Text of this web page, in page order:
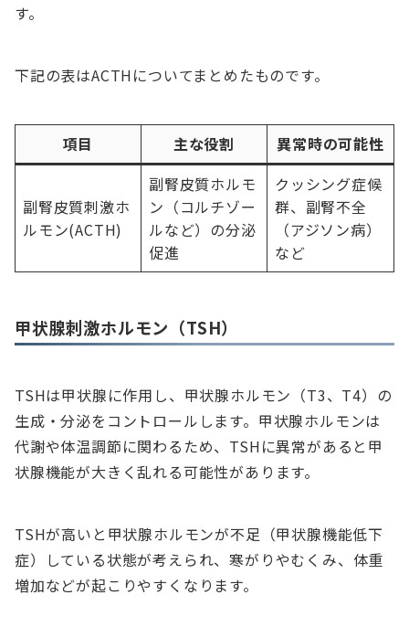
す。
下記の表はACTHについてまとめたものです。
項目 主な役割 異常時の可能性
副腎皮質刺激ホ
ルモン(ACTH)
副腎皮質ホルモ
ン（コルチゾー
ルなど）の分泌
促進
クッシング症候
群、副腎不全
（アジソン病）
など
甲状腺刺激ホルモン（TSH）
TSHは甲状腺に作用し、甲状腺ホルモン（T3、T4）の
生成・分泌をコントロールします。甲状腺ホルモンは
代謝や体温調節に関わるため、TSHに異常があると甲
状腺機能が大きく乱れる可能性があります。
TSHが高いと甲状腺ホルモンが不足（甲状腺機能低下
症）している状態が考えられ、寒がりやむくみ、体重
増加などが起こりやすくなります。